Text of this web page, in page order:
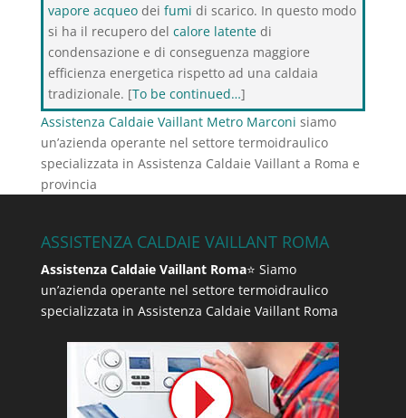
vapore acqueodei fumi di scarico. In questo modo
si ha il recupero del calore latentedi
condensazione e di conseguenza maggiore
efficienza energetica rispetto ad una caldaia
tradizionale. [To be continued…]
Assistenza Caldaie Vaillant Metro Marconi siamo
un’azienda operante nel settore termoidraulico
specializzata in Assistenza Caldaie Vaillant a Roma e
provincia
ASSISTENZA CALDAIE VAILLANT ROMA
Assistenza Caldaie Vaillant Roma⭐ Siamo
un’azienda operante nel settore termoidraulico
specializzata in Assistenza Caldaie Vaillant Roma